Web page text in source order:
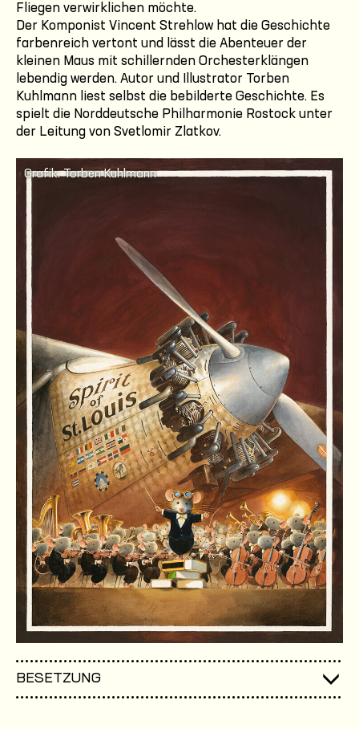
Fliegen verwirklichen möchte.
Der Komponist Vincent Strehlow hat die Geschichte
farbenreich vertont und lässt die Abenteuer der
kleinen Maus mit schillernden Orchesterklängen
lebendig werden. Autor und Illustrator Torben
Kuhlmann liest selbst die bebilderte Geschichte. Es
spielt die Norddeutsche Philharmonie Rostock unter
der Leitung von Svetlomir Zlatkov.
Grafik: Torben Kuhlmann
BESETZUNG